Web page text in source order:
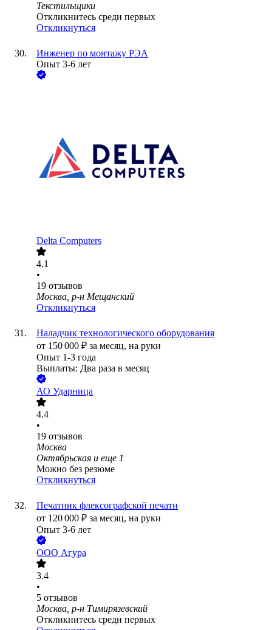
Текстильщики
Откликнитесь среди первых
Откликнуться
Инженер по монтажу РЭА
Опыт 3-6 лет
Delta Computers
4.1
•
19 отзывов
Москва, р-н Мещанский
Откликнуться
Наладчик технологического оборудования
от 150 000 ₽ за месяц, на руки
Опыт 1-3 года
Выплаты: Два раза в месяц
АО Ударница
4.4
•
19 отзывов
Москва
Октябрьская и еще 1
Можно без резюме
Откликнуться
Печатник флексографской печати
от 120 000 ₽ за месяц, на руки
Опыт 3-6 лет
ООО Агура
3.4
•
5 отзывов
Москва, р-н Тимирязевский
Откликнитесь среди первых